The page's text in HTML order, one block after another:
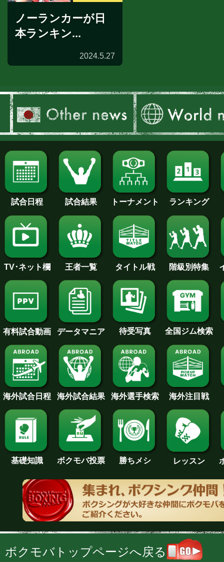
ノーランカーが日
本ランキン...
2024.5.27
試合日程 試合結果 トーナメント ランキング
TV･ネット欄 王者一覧 タイトル戦 階級別特集
有料試合動画 データマニア 待受写真 全国ジム検索
海外試合日程 海外試合結果 海外選手検索 海外注目戦
基礎知識 ボクモバ投票 勝ちメシ レッスン
ボクモバトップページへ戻る